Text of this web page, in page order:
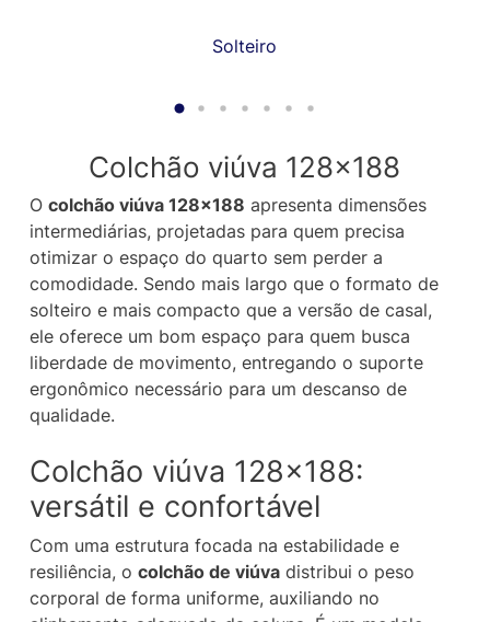
Solteiro
Colchão viúva 128×188
O colchão viúva 128×188 apresenta dimensões
intermediárias, projetadas para quem precisa
otimizar o espaço do quarto sem perder a
comodidade. Sendo mais largo que o formato de
solteiro e mais compacto que a versão de casal,
ele oferece um bom espaço para quem busca
liberdade de movimento, entregando o suporte
ergonômico necessário para um descanso de
qualidade.
Colchão viúva 128×188:
versátil e confortável
Com uma estrutura focada na estabilidade e
resiliência, o colchão de viúvadistribui o peso
corporal de forma uniforme, auxiliando no